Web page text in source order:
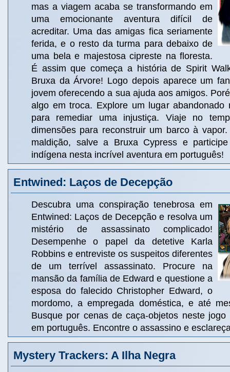
mas a viagem acaba se transformando em
uma emocionante aventura difícil de
acreditar. Uma das amigas fica seriamente
ferida, e o resto da turma para debaixo de
uma bela e majestosa cipreste na floresta.
É assim que começa a história de Spirit
Bruxa da Árvore! Logo depois aparece um
jovem oferecendo a sua ajuda aos amigos.
algo em troca. Explore um lugar abandonado
para remediar uma injustiça. Viaje no
dimensões para reconstruir um barco à
maldição, salve a Bruxa Cypress e
indígena nesta incrível aventura em português!
Entwined: Laços de Decepção
Descubra uma conspiração tenebrosa em
Entwined: Laços de Decepção e resolva um
mistério de assassinato complicado!
Desempenhe o papel da detetive Karla
Robbins e entreviste os suspeitos diferentes
de um terrível assassinato. Procure na
mansão da família de Edward e questione a
esposa do falecido Christopher Edward, o
mordomo, a empregada doméstica, e até
Busque por cenas de caça-objetos neste
em português. Encontre o assassino e
Mystery Trackers: A Ilha Negra